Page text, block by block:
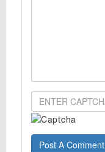
Post A Comment